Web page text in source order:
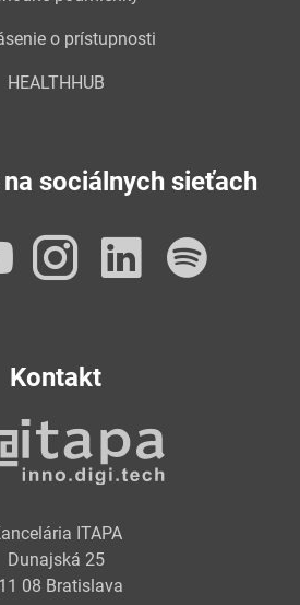
o prístupnosti
HEALTHHUB
sociálnych sieťach
YouTube
Instagram
Kontakt
ITAPA
Dunajská 25
08 Bratislava